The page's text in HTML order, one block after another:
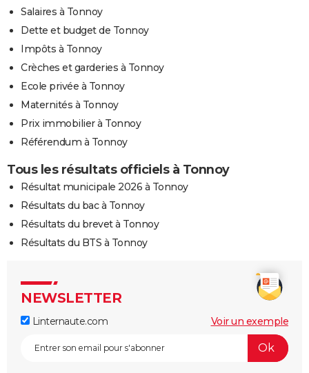
Salaires à Tonnoy
Dette et budget de Tonnoy
Impôts à Tonnoy
Crèches et garderies à Tonnoy
Ecole privée à Tonnoy
Maternités à Tonnoy
Prix immobilier à Tonnoy
Référendum à Tonnoy
Tous les résultats officiels à Tonnoy
Résultat municipale 2026 à Tonnoy
Résultats du bac à Tonnoy
Résultats du brevet à Tonnoy
Résultats du BTS à Tonnoy
NEWSLETTER
Linternaute.com Voir un exemple